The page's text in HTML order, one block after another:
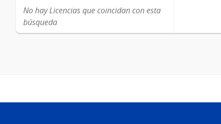
No hay Licencias que coincidan con esta
búsqueda